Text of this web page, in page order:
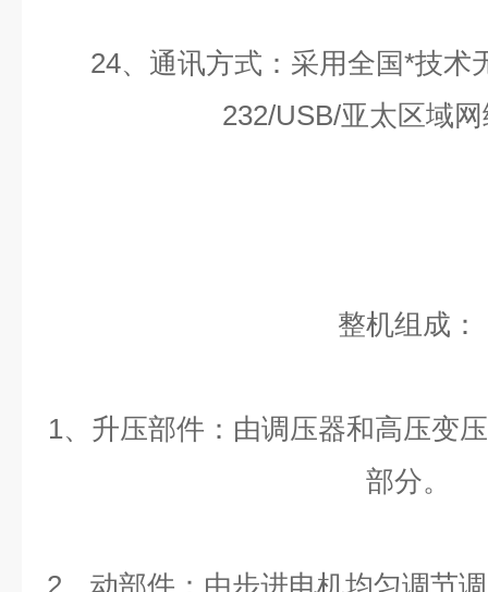
24、通讯方式：采用全国*技术
232/USB/亚太区域
整机组成：
1、升压部件：由调压器和高压变
部分。
2、动部件：由步进电机均匀调节